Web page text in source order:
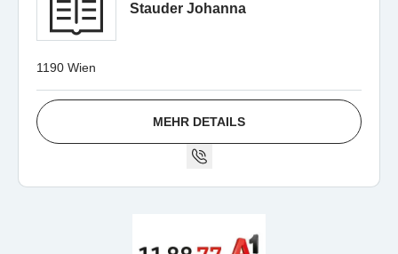
Stauder Johanna
1190 Wien
MEHR DETAILS